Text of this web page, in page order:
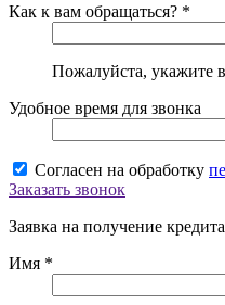
Как к вам обращаться? *
Пожалуйста, укажите
Удобное время для звонка
Согласен на обработку
Заказать звонок
Заявка на получение кредита
Имя *